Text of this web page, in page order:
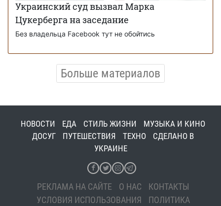
Украинский суд вызвал Марка
Цукерберга на заседание
Без владельца Facebook тут не обойтись
Больше материалов
НОВОСТИ ЕДА СТИЛЬ ЖИЗНИ
МУЗЫКА И КИНО
ДОСУГ
ПУТЕШЕСТВИЯ ТЕХНО
СДЕЛАНО В
УКРАИНЕ
РЕКЛАМА НА САЙТЕ О НАС
КОНТАКТЫ
УСЛОВИЯ ИСПОЛЬЗОВАНИЯ
ПОЛИТИКА